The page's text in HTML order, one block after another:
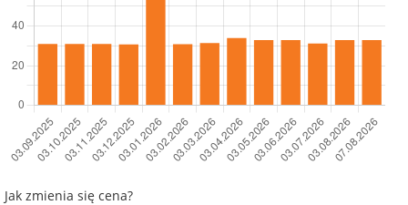
Jak zmienia się cena?